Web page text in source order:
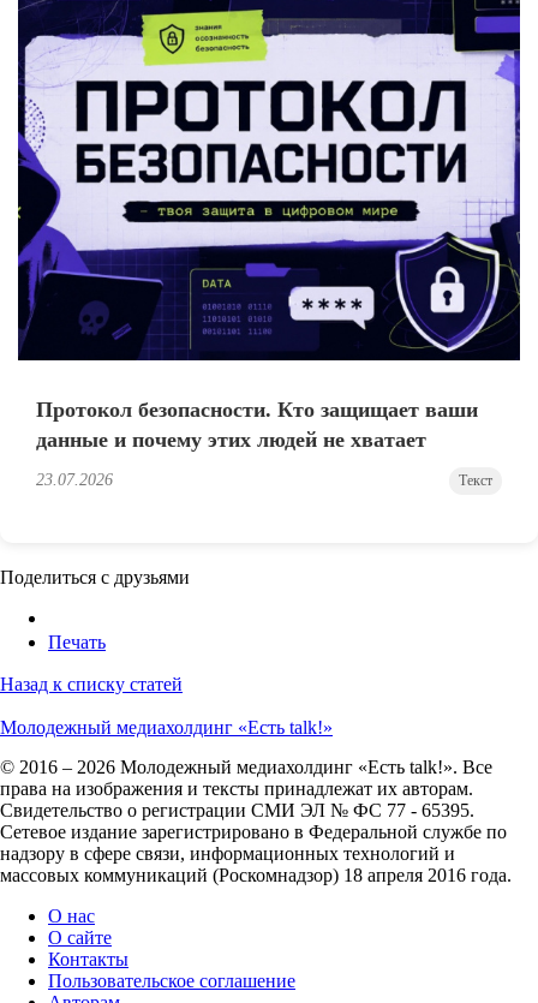
Протокол безопасности. Кто защищает ваши
данные и почему этих людей не хватает
23.07.2026 Текст
Поделиться с друзьями
Печать
Назад к списку статей
Молодежный медиахолдинг «Есть talk!»
© 2016 – 2026 Молодежный медиахолдинг «Есть talk!». Все
права на изображения и тексты принадлежат их авторам.
Свидетельство о регистрации СМИ ЭЛ № ФС 77 - 65395.
Сетевое издание зарегистрировано в Федеральной службе по
надзору в сфере связи, информационных технологий и
массовых коммуникаций (Роскомнадзор) 18 апреля 2016 года.
О нас
О сайте
Контакты
Пользовательское соглашение